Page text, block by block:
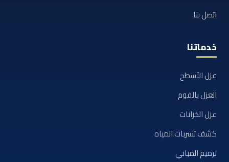
اتصل بنا
خدماتنا
عزل الأسطح
العزل بالفوم
عزل الخزانات
كشف تسربات المياه
ترميم المباني